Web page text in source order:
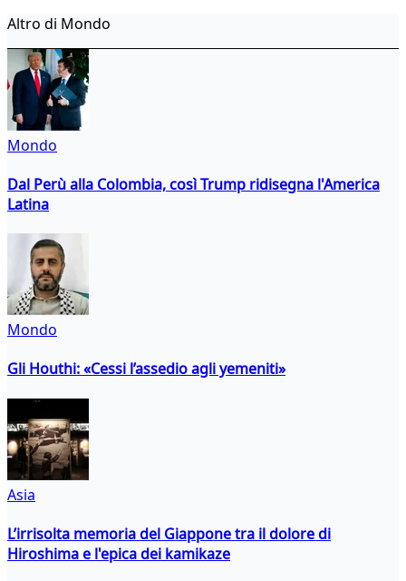
Altro di Mondo
Mondo
Dal Perù alla Colombia, così Trump ridisegna l'America
Latina
Mondo
Gli Houthi: «Cessi l’assedio agli yemeniti»
Asia
L’irrisolta memoria del Giappone tra il dolore di
Hiroshima e l'epica dei kamikaze